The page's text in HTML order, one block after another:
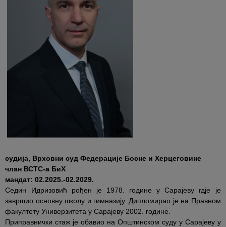
судија, Врховни суд Федерације Босне и Херцеговине
члан ВСТС-а БиХ
мандат: 02.2025.-02.2029.
Седин Идризовић рођен је 1978. године у Сарајеву гдје је
завршио основну школу и гимназију. Дипломирао је на Правном
факултету Универзитета у Сарајеву 2002. године.
Приправнички стаж је обавио на Општинском суду у Сарајеву у